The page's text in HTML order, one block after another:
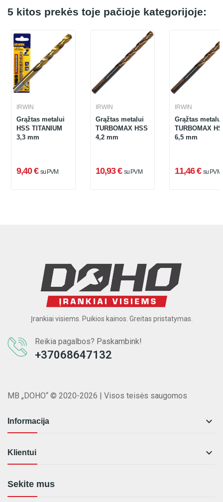
5 kitos prekės toje pačioje kategorijoje:
IRWIN
Grąžtas metalui
HSS TITANIUM
3,3 mm
9,40 € su PVM
IRWIN
Grąžtas metalui
TURBOMAX HSS
4,2 mm
10,93 € su PVM
IRWIN
Grąžtas metalui
TURBOMAX
6,5 mm
11,46 € su PVM
Įrankiai visiems. Puikios kainos. Greitas pristatymas.
Reikia pagalbos? Paskambink!
+37068647132
MB „DOHO“ © 2020-2026 | Visos teisės saugomos
Informacija 
Klientui 
Sekite mus